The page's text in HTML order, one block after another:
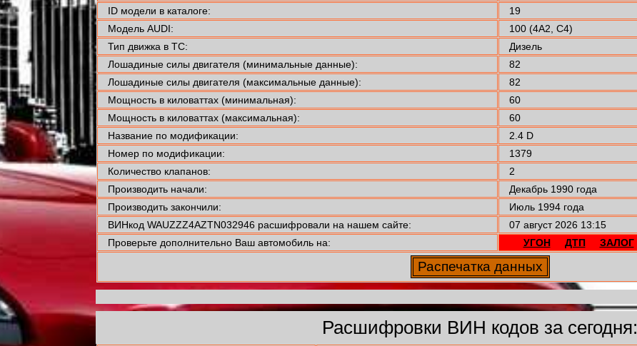
ID модели в каталоге:
19
Модель AUDI:
100 (4A2, C4)
Тип движка в ТС:
Дизель
Лошадиные силы двигателя (минимальные данные):
82
Лошадиные силы двигателя (максимальные данные):
82
Мощность в киловаттах (минимальная):
60
Мощность в киловаттах (максимальная):
60
Название по модификации:
2.4 D
Номер по модификации:
1379
Количество клапанов:
2
Производить начали:
Декабрь 1990 года
Производить закончили:
Июль 1994 года
ВИНкод WAUZZZ4AZTN032946 расшифровали на нашем сайте:
07 август 2026 13:15
Проверьте дополнительно Ваш автомобиль на:
УГОН ДТП ЗАЛОГ
Расшифровки ВИН кодов за сегодня: